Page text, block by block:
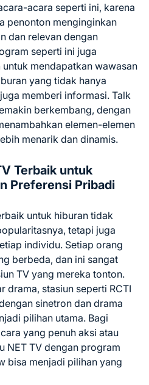
acara seperti ini, karena
penonton menginginkan
dan relevan dengan
seperti ini juga
mendapatkan wawasan
yang tidak hanya
memberi informasi. Talk
berkembang, dengan
elemen-elemen
menarik dan dinamis.
Terbaik untuk
Preferensi Pribadi
untuk hiburan tidak
tetapi juga
individu. Setiap orang
berbeda, dan ini sangat
TV yang mereka tonton.
drama, stasiun seperti RCTI
sinetron dan drama
pilihan utama. Bagi
yang penuh aksi atau
NET TV dengan program
bisa menjadi pilihan yang